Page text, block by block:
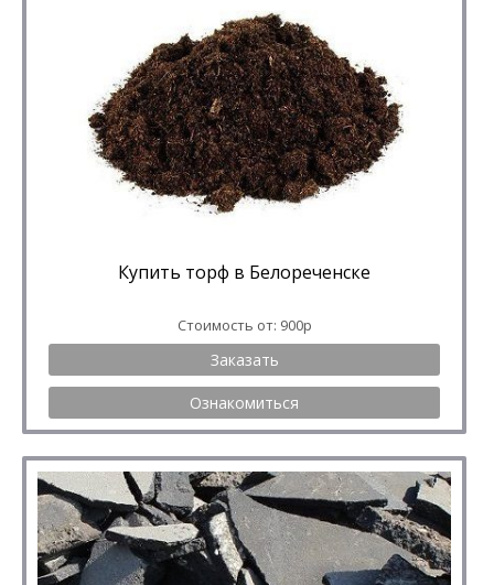
Купить торф в Белореченске
Стоимость от: 900р
Заказать
Ознакомиться